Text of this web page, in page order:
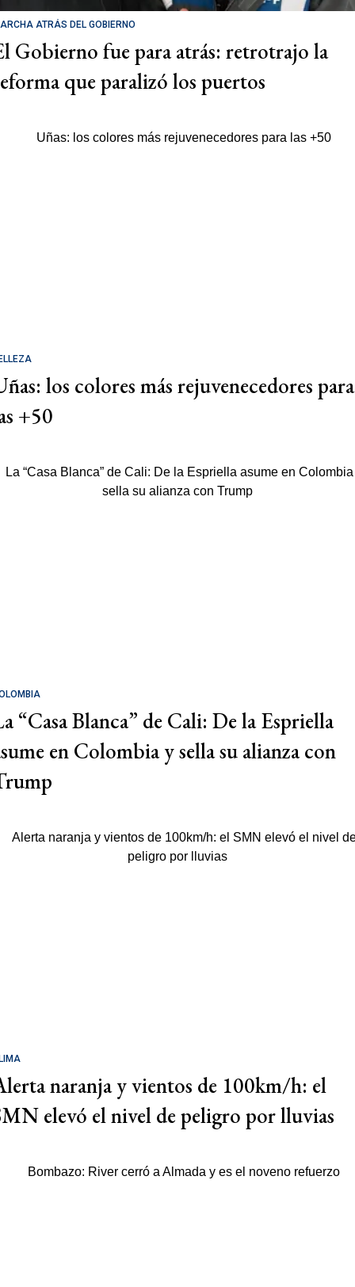
ATRÁS DEL GOBIERNO
Gobierno fue para atrás: retrotrajo la
que paralizó los puertos
los colores más rejuvenecedores para
+50
“Casa Blanca” de Cali: De la Espriella
en Colombia y sella su alianza con
naranja y vientos de 100km/h: el
elevó el nivel de peligro por lluvias